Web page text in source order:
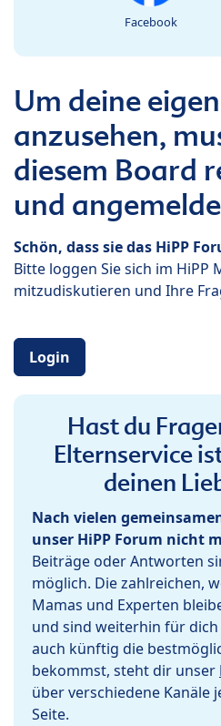
Facebook
Um deine
anzusehen,
diesem Board
und
Schön, dass sie das HiPP
Bitte loggen Sie sich im HiPP
mitzudiskutieren und Ihre
Login
Hast du
Elternservice
deinen
Nach vielen
unser HiPP Forum nicht
Beiträge oder Antworten
möglich. Die zahlreichen,
Mamas und Experten
und sind weiterhin für
auch künftig die
bekommst, steht dir unser
über verschiedene Kanäle
Seite.